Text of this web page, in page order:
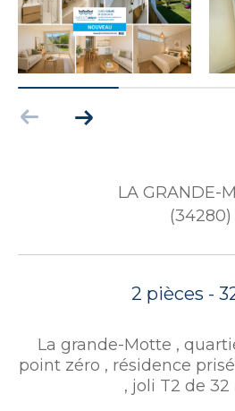
LA GRANDE-
(34280)
2 pièces -
La grande-Motte ,
point zéro , résidence
, joli T2 de 32